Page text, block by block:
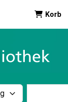
Korb
nach: